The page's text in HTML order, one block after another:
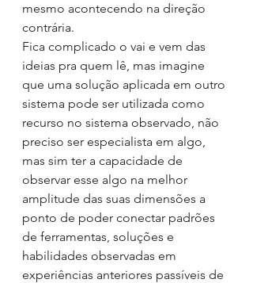
mesmo acontecendo na direção
contrária.
Fica complicado o vai e vem das
ideias pra quem lê, mas imagine
que uma solução aplicada em outro
sistema pode ser utilizada como
recurso no sistema observado, não
preciso ser especialista em algo,
mas sim ter a capacidade de
observar esse algo na melhor
amplitude das suas dimensões a
ponto de poder conectar padrões
de ferramentas, soluções e
habilidades observadas em
experiências anteriores passíveis de